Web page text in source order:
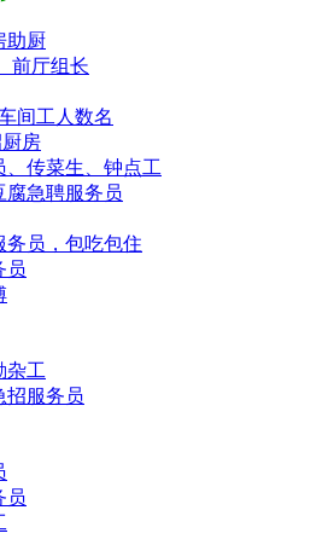
助厨
前厅组长
间工人数名
房
传菜生、钟点工
腐急聘服务员
务员，包吃包住
员
杂工
招服务员
员